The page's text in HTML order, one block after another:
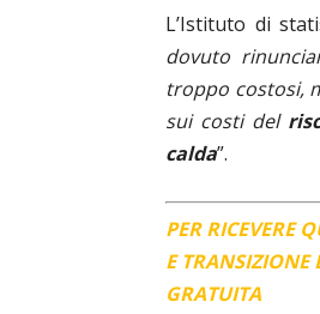
L’Istituto di
dovuto
troppo costosi,
sui costi del
calda”.
PER RICEVERE
E TRANSIZIONE
GRATUITA